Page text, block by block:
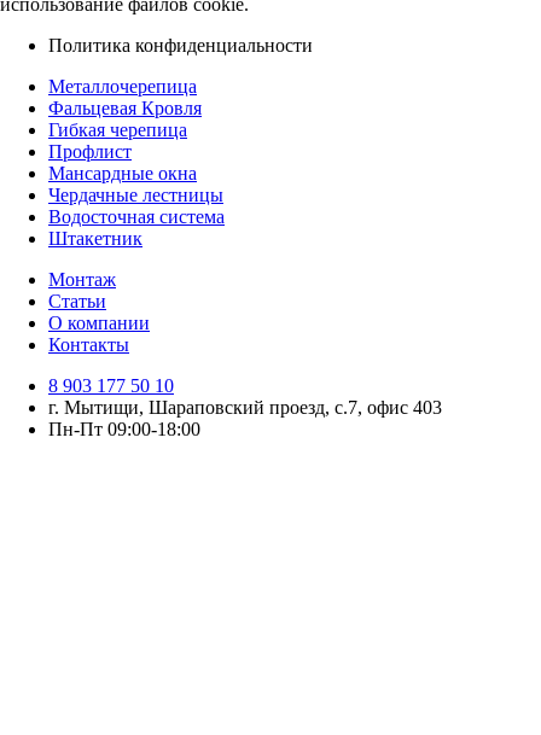
Политика конфиденциальности
Металлочерепица
Фальцевая Кровля
Гибкая черепица
Профлист
Мансардные окна
Чердачные лестницы
Водосточная система
Штакетник
Монтаж
Статьи
О компании
Контакты
8 903 177 50 10
г. Мытищи, Шараповский проезд, с.7, офис 403
Пн-Пт 09:00-18:00